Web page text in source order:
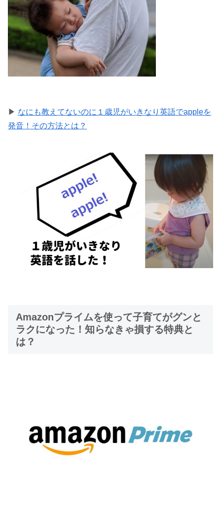
▶ なにも教えてないのに１歳児がいきなり英語でappleを
発音！その方法とは？
Amazonプライムを使って子育てがグンと
ラクになった！知らなきゃ損する特典と
は？